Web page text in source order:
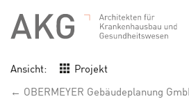
Ansicht:
Projekt
← OBERMEYER Gebäudeplanung